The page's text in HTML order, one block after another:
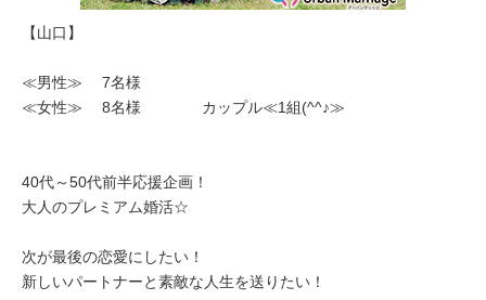
【山口】
≪男性≫ 7名様
≪女性≫ 8名様 カップル≪1組(^^♪≫
40代～50代前半応援企画！
大人のプレミアム婚活☆
次が最後の恋愛にしたい！
新しいパートナーと素敵な人生を送りたい！